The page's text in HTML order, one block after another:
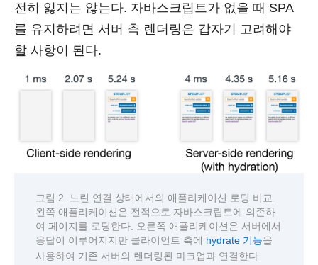
전히 잃지는 않는다. 자바스크립트가 없을 때 SPA
를 유지하려면 서버 측 렌더링은 갑자기 고려해야
할 사항이 된다.
그림 2. 느린 연결 상태에서의 애플리케이션 로딩 비교.
왼쪽 애플리케이션은 전적으로 자바스크립트에 의존하
여 페이지를 로딩한다. 오른쪽 애플리케이션은 서버에서
응답이 이루어지지만 클라이언트 측에 hydrate 기능을
사용하여 기존 서버의 렌더링된 마크업과 연결한다.